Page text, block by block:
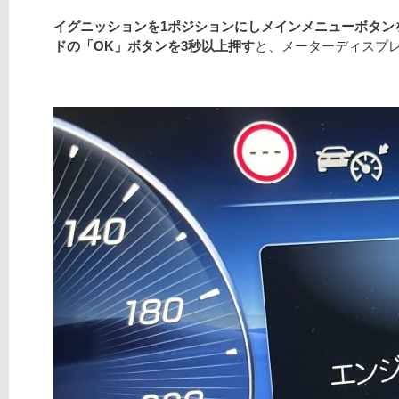
イグニッションを1ポジションにしメインメニューボタ
ドの「OK」ボタンを3秒以上押すと、メーターディスプ